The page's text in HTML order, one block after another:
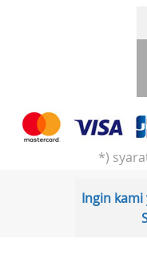
*)
Ingin